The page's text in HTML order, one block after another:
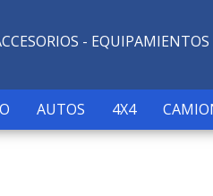
- EQUIPAMIENTOS
AUTOS 4X4